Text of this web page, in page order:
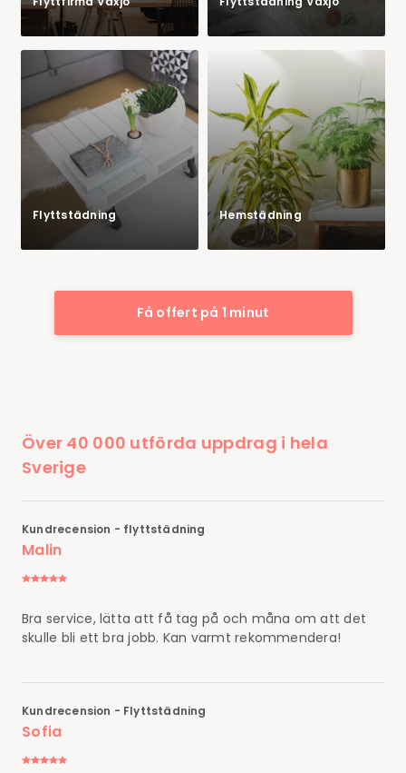
Flyttstädning Hemstädning
Få offert på 1 minut
Över 40 000 utförda uppdrag i hela
Sverige
Kundrecension - flyttstädning
Malin
Bra service, lätta att få tag på och måna om att det
skulle bli ett bra jobb. Kan varmt rekommendera!
Kundrecension - Flyttstädning
Sofia